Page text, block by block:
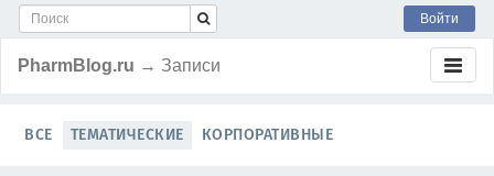
Войти
PharmBlog.ru → Записи
ВСЕ ТЕМАТИЧЕСКИЕ КОРПОРАТИВНЫЕ